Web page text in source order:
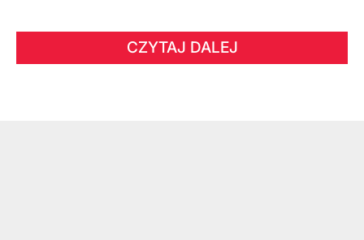
CZYTAJ DALEJ